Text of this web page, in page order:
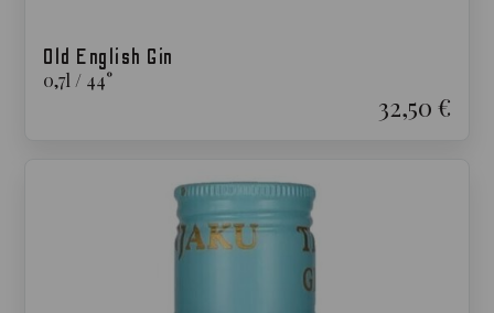
Old English Gin
0,7l / 44°
32,50 €